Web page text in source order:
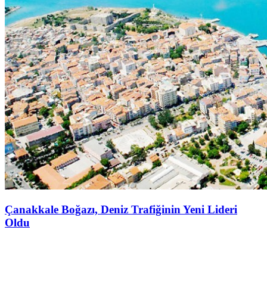
Çanakkale Boğazı, Deniz Trafiğinin Yeni Lideri
Oldu